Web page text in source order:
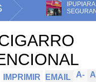
VOLTA A REGISTRAR
A
A-
IMPRIMIR EMAIL